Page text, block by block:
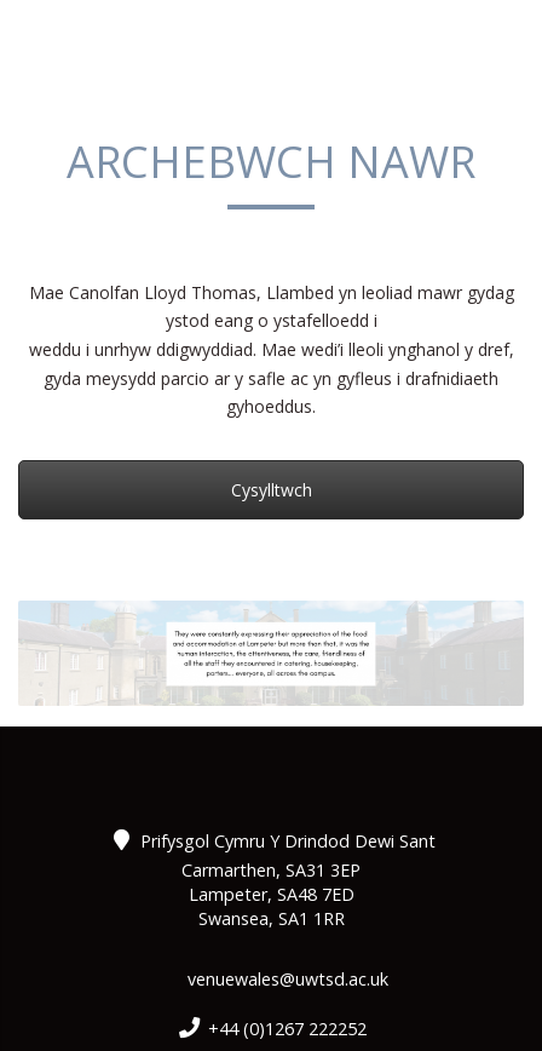
ARCHEBWCH NAWR
Mae Canolfan Lloyd Thomas, Llambed yn leoliad mawr gydag
ystod eang o ystafelloedd i
weddu i unrhyw ddigwyddiad. Mae wedi’i lleoli ynghanol y dref,
gyda meysydd parcio ar y safle ac yn gyfleus i drafnidiaeth
gyhoeddus.
Cysylltwch
Prifysgol Cymru Y Drindod Dewi Sant
Carmarthen, SA31 3EP
Lampeter, SA48 7ED
Swansea, SA1 1RR
venuewales@uwtsd.ac.uk
+44 (0)1267 222252